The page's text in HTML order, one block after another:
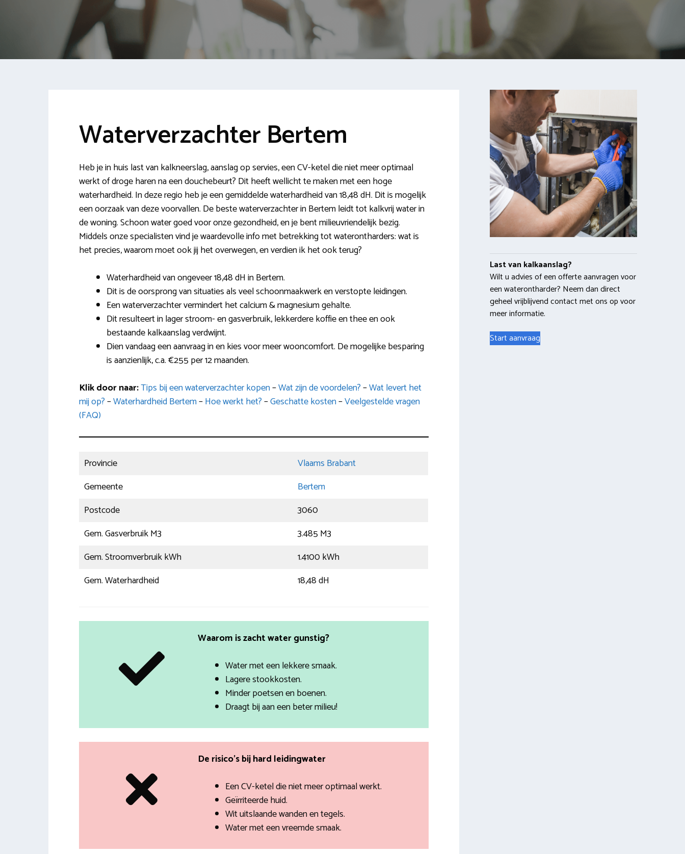
Waterverzachter Bertem
Heb je in huis last van kalkneerslag, aanslag op servies, een CV-ketel die niet meer optimaal
werkt of droge haren na een douchebeurt? Dit heeft wellicht te maken met een hoge
waterhardheid. In deze regio heb je een gemiddelde waterhardheid van 18,48 dH. Dit is mogelijk
een oorzaak van deze voorvallen. De beste waterverzachter in Bertem leidt tot kalkvrij water in
de woning. Schoon water goed voor onze gezondheid, en je bent milieuvriendelijk bezig.
Middels onze specialisten vind je waardevolle info met betrekking tot waterontharders: wat is
het precies, waarom moet ook jij het overwegen, en verdien ik het ook terug?
Waterhardheid van ongeveer 18,48 dH in Bertem.
Dit is de oorsprong van situaties als veel schoonmaakwerk en verstopte leidingen.
Een waterverzachter vermindert het calcium & magnesium gehalte.
Dit resulteert in lager stroom- en gasverbruik, lekkerdere koffie en thee en ook
bestaande kalkaanslag verdwijnt.
Dien vandaag een aanvraag in en kies voor meer wooncomfort. De mogelijke besparing
is aanzienlijk, c.a. €255 per 12 maanden.
Klik door naar:Tips bij een waterverzachter kopen–Wat zijn de voordelen?–Wat levert het
mij op?–Waterhardheid Bertem–Hoe werkt het?–Geschatte kosten–Veelgestelde vragen
(FAQ)
Provincie
Vlaams Brabant
Gemeente
Bertem
Postcode
3060
Gem. Gasverbruik M3
3.485 M3
Gem. Stroomverbruik kWh
1.4100 kWh
Gem. Waterhardheid
18,48 dH
Waarom is zacht water gunstig?
Water met een lekkere smaak.
Lagere stookkosten.
Minder poetsen en boenen.
Draagt bij aan een beter milieu!
De risico’s bij hard leidingwater
Een CV-ketel die niet meer optimaal werkt.
Geïrriteerde huid.
Wit uitslaande wanden en tegels.
Water met een vreemde smaak.
Last van kalkaanslag?
Wilt u advies of een offerte aanvragen voor
een waterontharder? Neem dan direct
geheel vrijblijvend contact met ons op voor
meer informatie.
Start aanvraag